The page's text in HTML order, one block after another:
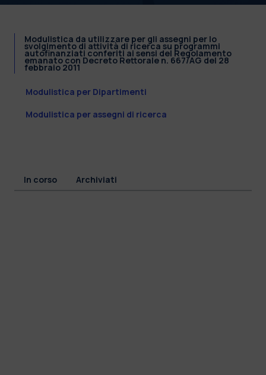
Modulistica da utilizzare per gli assegni per lo
svolgimento di attività di ricerca su programmi
autofinanziati conferiti ai sensi del Regolamento
emanato con Decreto Rettorale n. 667/AG del 28
febbraio 2011
Modulistica per Dipartimenti
Modulistica per assegni di ricerca
In corso Archiviati